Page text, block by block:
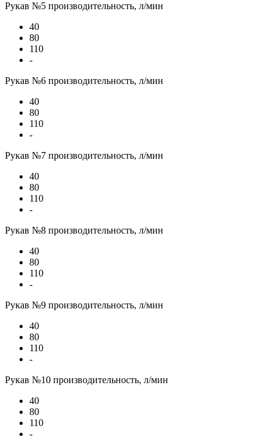
Рукав №5 производительность, л/мин
40
80
110
-
Рукав №6 производительность, л/мин
40
80
110
-
Рукав №7 производительность, л/мин
40
80
110
-
Рукав №8 производительность, л/мин
40
80
110
-
Рукав №9 производительность, л/мин
40
80
110
-
Рукав №10 производительность, л/мин
40
80
110
-